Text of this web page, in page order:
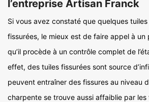
l’entreprise Artisan Franck
Si vous avez constaté que quelques
fissurées, le mieux est de faire appel à un
qu’il procède à un contrôle complet de
effet, des tuiles fissurées sont source
peuvent entraîner des fissures au niveau
charpente se trouve aussi affaiblie par